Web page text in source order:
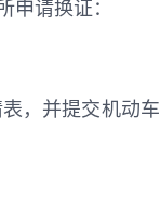
请换证：
，并提交机动